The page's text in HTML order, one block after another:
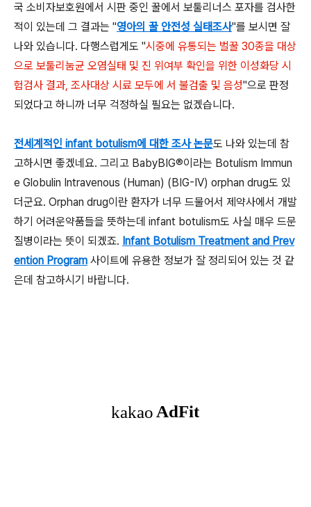
국 소비자보호원에서 시판 중인 꿀에서 보툴리너스 포자를 검사한
적이 있는데 그 결과는 "영아의 꿀 안전성 실태조사"를 보시면 잘
나와 있습니다. 다행스럽게도 "시중에 유통되는 벌꿀 30종을 대상
으로 보툴리눔균 오염실태 및 진 위여부 확인을 위한 이성화당 시
험검사 결과, 조사대상 시료 모두에 서 불검출 및 음성"으로 판정
되었다고 하니까 너무 걱정하실 필요는 없겠습니다.
전세계적인 infant botulism에 대한 조사 논문도 나와 있는데 참
고하시면 좋겠네요. 그리고 BabyBIG®이라는 Botulism Immun
e Globulin Intravenous (Human) (BIG-IV) orphan drug도 있
더군요. Orphan drug이란 환자가 너무 드물어서 제약사에서 개발
하기 어려운약품들을 뜻하는데 infant botulism도 사실 매우 드문
질병이라는 뜻이 되겠죠. Infant Botulism Treatment and Prev
ention Program 사이트에 유용한 정보가 잘 정리되어 있는 것 같
은데 참고하시기 바랍니다.